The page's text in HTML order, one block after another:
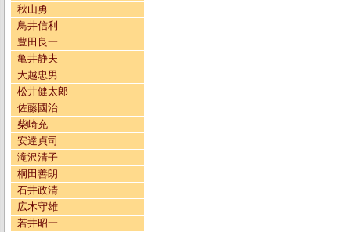
秋山勇
鳥井信利
豊田良一
亀井静夫
大越忠男
松井健太郎
佐藤國治
柴崎充
安達貞司
滝沢清子
桐田善朗
石井政清
広木守雄
若井昭一